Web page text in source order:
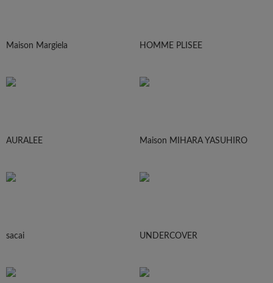
Maison Margiela HOMME PLISEE
AURALEE Maison MIHARA YASUHIRO
sacai UNDERCOVER